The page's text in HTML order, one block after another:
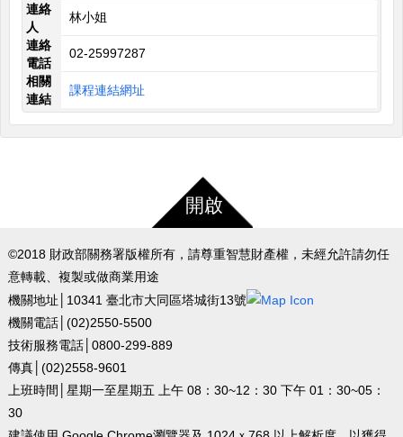
連絡
人
林小姐
連絡
電話
02-25997287
相關
連結
課程連結網址
開啟
©2018 財政部關務署版權所有，請尊重智慧財產權，未經允許請勿任
意轉載、複製或做商業用途
機關地址│10341 臺北市大同區塔城街13號
機關電話│(02)2550-5500
技術服務電話│0800-299-889
傳真│(02)2558-9601
上班時間│星期一至星期五 上午 08：30~12：30 下午 01：30~05：
30